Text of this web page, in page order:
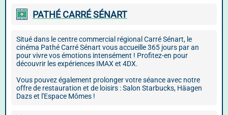
PATHÉ CARRÉ SÉNART
Situé dans le centre commercial régional Carré Sénart, le
cinéma Pathé Carré Sénart vous accueille 365 jours par an
pour vivre vos émotions intensément ! Profitez-en pour
découvrir les expériences IMAX et 4DX.
Vous pouvez également prolonger votre séance avec notre
offre de restauration et de loisirs : Salon Starbucks, Häagen
Dazs et l'Espace Mômes !